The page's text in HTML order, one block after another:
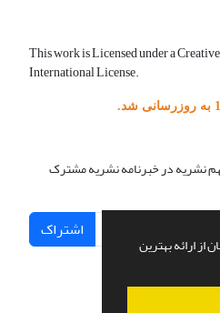
از ارائه بهترین
This work is Licensed under a
International License.
نشریه در خبرنامه نشریه مشترک
اشتراک